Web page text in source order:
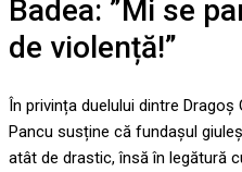
Badea: ”Mi se
de violență!”
În privința duelului dintre
Pancu susține că fundașul
atât de drastic, însă în legătură